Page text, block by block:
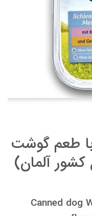
طعم گوشت
آلمان)
Canned dog